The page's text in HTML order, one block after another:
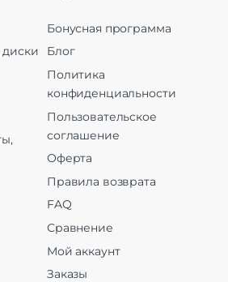
Бонусная программа
Блог
Политика
конфиденциальности
Пользовательское
соглашение
Оферта
Правила возврата
FAQ
Сравнение
Мой аккаунт
Заказы